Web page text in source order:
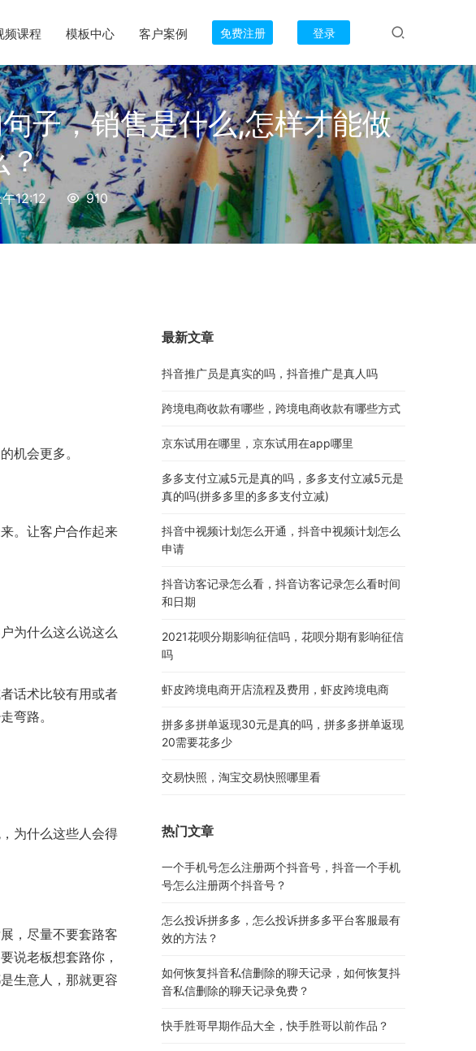
频课程 模板中心 客户案例 免费注册 登录
子，销售是什么,怎样才能做
？
12:12 910
机会更多。
。让客户合作起来
为什么这么说这么
话术比较有用或者
弯路。
为什么这些人会得
，尽量不要套路客
说老板想套路你，
生意人，那就更容
最新文章
抖音推广员是真实的吗，抖音推广是真人吗
跨境电商收款有哪些，跨境电商收款有哪些方式
京东试用在哪里，京东试用在app哪里
多多支付立减5元是真的吗，多多支付立减5元是
真的吗(拼多多里的多多支付立减)
抖音中视频计划怎么开通，抖音中视频计划怎么
申请
抖音访客记录怎么看，抖音访客记录怎么看时间
和日期
2021花呗分期影响征信吗，花呗分期有影响征信
吗
虾皮跨境电商开店流程及费用，虾皮跨境电商
拼多多拼单返现30元是真的吗，拼多多拼单返现
20需要花多少
交易快照，淘宝交易快照哪里看
热门文章
一个手机号怎么注册两个抖音号，抖音一个手机
号怎么注册两个抖音号？
怎么投诉拼多多，怎么投诉拼多多平台客服最有
效的方法？
如何恢复抖音私信删除的聊天记录，如何恢复抖
音私信删除的聊天记录免费？
快手胜哥早期作品大全，快手胜哥以前作品？